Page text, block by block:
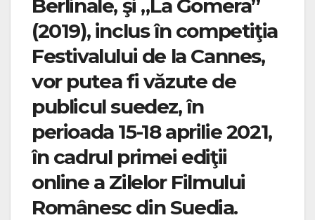
Berlinale, şi „La Gomera”
(2019), inclus în competiţia
Festivalului de la Cannes,
vor putea fi văzute de
publicul suedez, în
perioada 15-18 aprilie 2021,
în cadrul primei ediţii
online a Zilelor Filmului
Românesc din Suedia.